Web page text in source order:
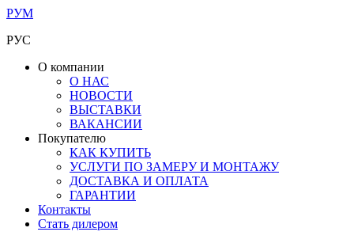
РУМ
РУС
О компании
О НАС
НОВОСТИ
ВЫСТАВКИ
ВАКАНСИИ
Покупателю
КАК КУПИТЬ
УСЛУГИ ПО ЗАМЕРУ И МОНТАЖУ
ДОСТАВКА И ОПЛАТА
ГАРАНТИИ
Контакты
Стать дилером